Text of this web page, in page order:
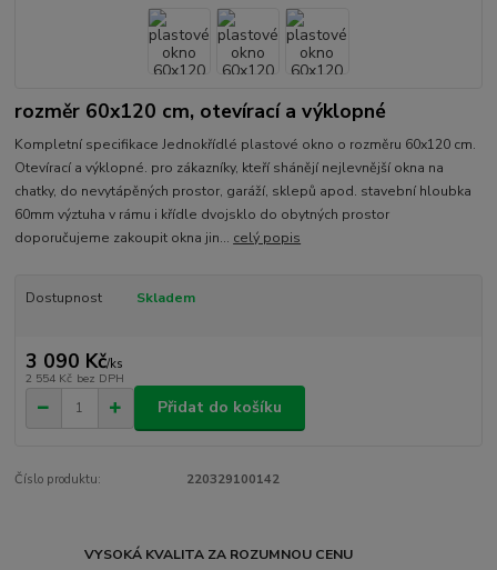
rozměr 60x120 cm, otevírací a výklopné
Kompletní specifikace Jednokřídlé plastové okno o rozměru 60x120 cm.
Otevírací a výklopné. pro zákazníky, kteří shánějí nejlevnější okna na
chatky, do nevytápěných prostor, garáží, sklepů apod. stavební hloubka
60mm výztuha v rámu i křídle dvojsklo do obytných prostor
doporučujeme zakoupit okna jin... celý popis
Dostupnost Skladem
3 090 Kč/ks
2 554 Kč bez DPH
Přidat do košíku
Číslo produktu: 220329100142
VYSOKÁ KVALITA ZA ROZUMNOU CENU